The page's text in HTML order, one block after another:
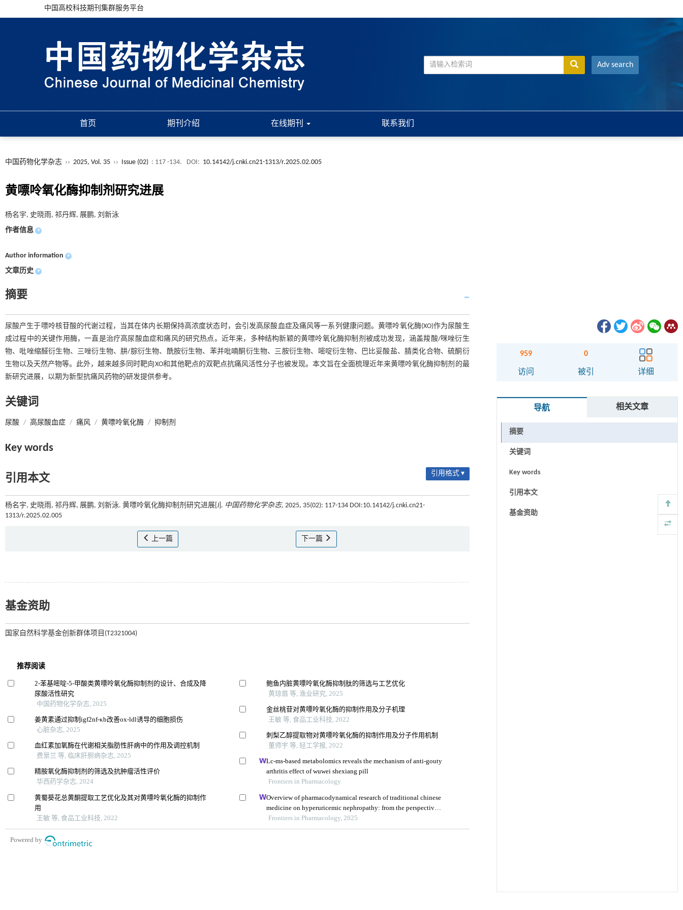
中国高校科技期刊集群服务平台
Adv search
首页 期刊介绍 在线期刊 联系我们
中国药物化学杂志 ›› 2025, Vol. 35 ›› Issue (02) : 117 -134. DOI: 10.14142/j.cnki.cn21-1313/r.2025.02.005
黄嘌呤氧化酶抑制剂研究进展
杨名宇, 史晓雨, 祁丹辉, 展鹏, 刘新泳
作者信息 +
Author information +
文章历史 +
摘要
尿酸产生于嘌呤核苷酸的代谢过程，当其在体内长期保持高浓度状态时，会引发高尿酸血症及痛风等一系列健康问题。黄嘌呤氧化酶(XO)作为尿酸生
成过程中的关键作用酶，一直是治疗高尿酸血症和痛风的研究热点。近年来，多种结构新颖的黄嘌呤氧化酶抑制剂被成功发现，涵盖羧酸/咪唑衍生
物、吡唑缩醛衍生物、三唑衍生物、肼/腙衍生物、酰胺衍生物、苯并吡喃酮衍生物、三胺衍生物、嘧啶衍生物、巴比妥酸盐、腈类化合物、硫酮衍
生物以及天然产物等。此外，越来越多同时靶向XO和其他靶点的双靶点抗痛风活性分子也被发现。本文旨在全面梳理近年来黄嘌呤氧化酶抑制剂的最
新研究进展，以期为新型抗痛风药物的研发提供参考。
关键词
尿酸 / 高尿酸血症 / 痛风 / 黄嘌呤氧化酶 / 抑制剂
Key words
引用本文 引用格式 ▾
杨名宇, 史晓雨, 祁丹辉, 展鹏, 刘新泳. 黄嘌呤氧化酶抑制剂研究进展[J]. 中国药物化学杂志, 2025, 35(02): 117-134 DOI:10.14142/j.cnki.cn21-
1313/r.2025.02.005
上一篇 下一篇
基金资助
国家自然科学基金创新群体项目(T2321004)
959
访问
0
被引 详细
导航 相关文章
摘要
关键词
Key words
引用本文
基金资助